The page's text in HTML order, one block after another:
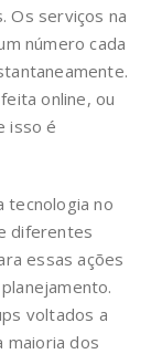
Os serviços na
número cada
online, ou
isso é
tecnologia no
diferentes
essas ações
voltados a
maioria dos